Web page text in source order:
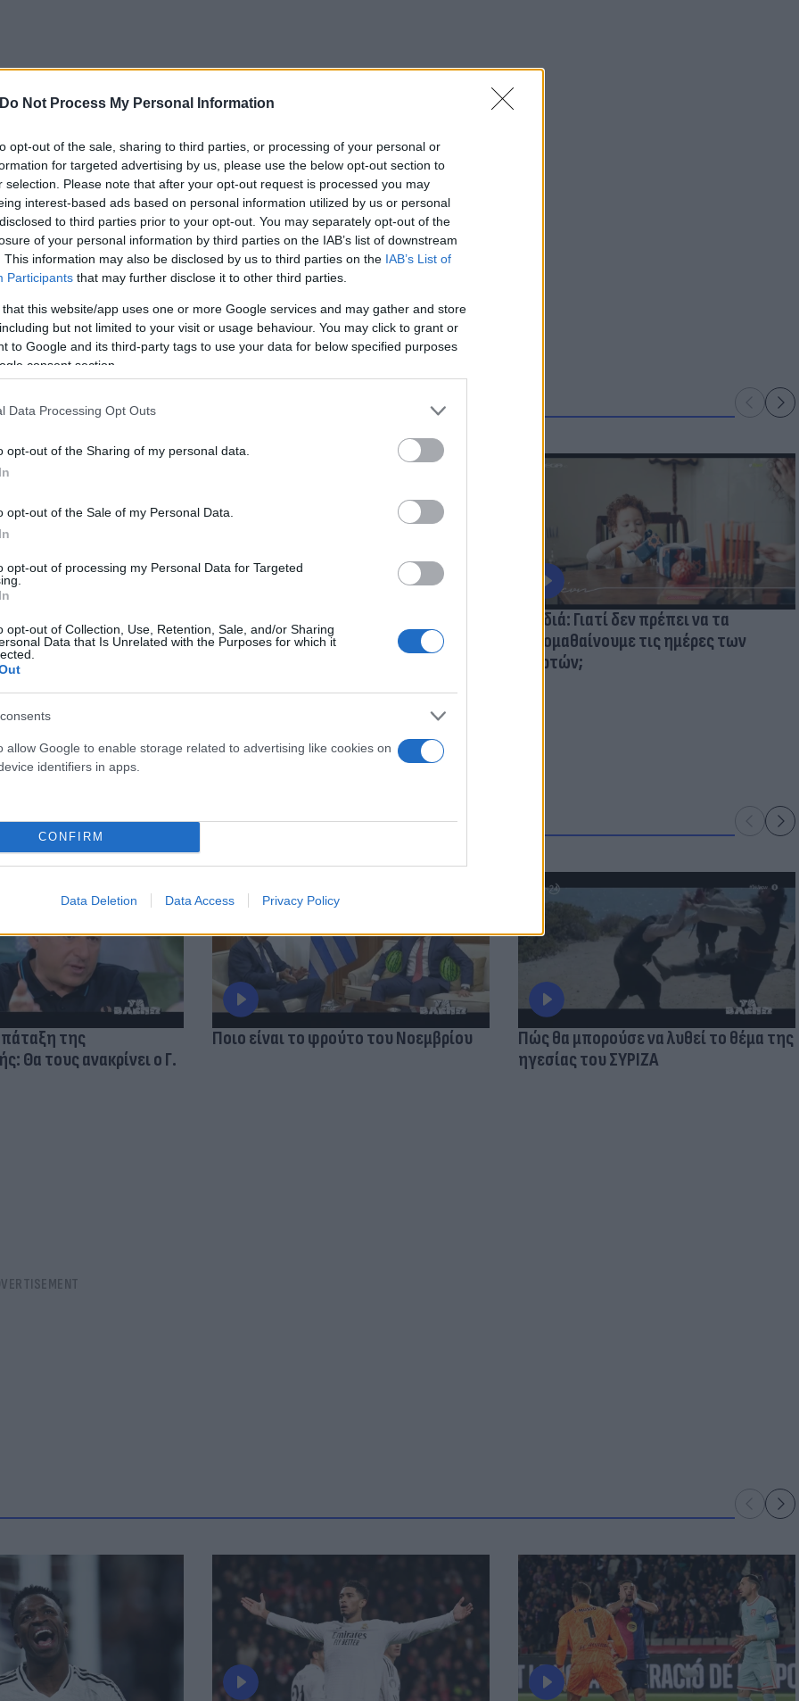
Do Not Process My Personal Information
opt-out of the sale, sharing to third parties, or processing of your personal or
for targeted advertising by us, please use the below opt-out section to
selection. Please note that after your opt-out request is processed you may
interest-based ads based on personal information utilized by us or personal
to third parties prior to your opt-out. You may separately opt-out of the
of your personal information by third parties on the IAB’s list of downstream
This information may also be disclosed by us to third parties on the IAB’s List of
Participants that may further disclose it to other third parties.
that this website/app uses one or more Google services and may gather and store
but not limited to your visit or usage behaviour. You may click to grant or
to Google and its third-party tags to use your data for below specified purposes
consent section.
Data Processing Opt Outs
opt-out of the Sharing of my personal data.
opt-out of the Sale of my Personal Data.
opt-out of processing my Personal Data for Targeted
opt-out of Collection, Use, Retention, Sale, and/or Sharing
Data that Is Unrelated with the Purposes for which it
allow Google to enable storage related to advertising like cookies on
identifiers in apps.
CONFIRM
Data Deletion Data Access Privacy Policy
«Ονειρικό
Scenario) με τον
Δίαιτες εξπρές για να προλάβουμε τα
Χριστούγεννα
Παιδιά: Γιατί δεν πρέπει να τα
κακομαθαίνουμε τις ημέρες των
γιορτών;
της
Θα τους ανακρίνει ο Γ.
Ποιο είναι το φρούτο του Νοεμβρίου
Πώς θα μπορούσε να λυθεί το θέμα της
ηγεσίας του ΣΥΡΙΖΑ